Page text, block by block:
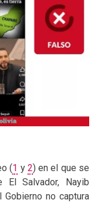
(1 y 2) en el que se
Salvador, Nayib
no captura